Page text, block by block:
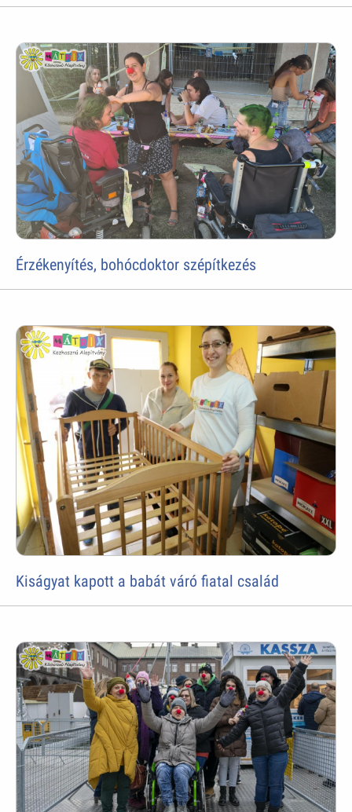
Érzékenyítés, bohócdoktor szépítkezés
Kiságyat kapott a babát váró fiatal család